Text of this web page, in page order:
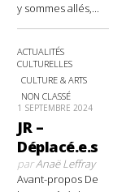
y sommes allés,...
ACTUALITÉS
CULTURELLES
CULTURE & ARTS
NON CLASSÉ
1 SEPTEMBRE 2024
JR –
Déplacé.e.s
parAnaë Leffray
Avant-propos De